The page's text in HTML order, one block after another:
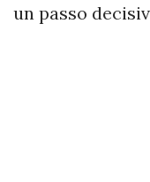
un passo